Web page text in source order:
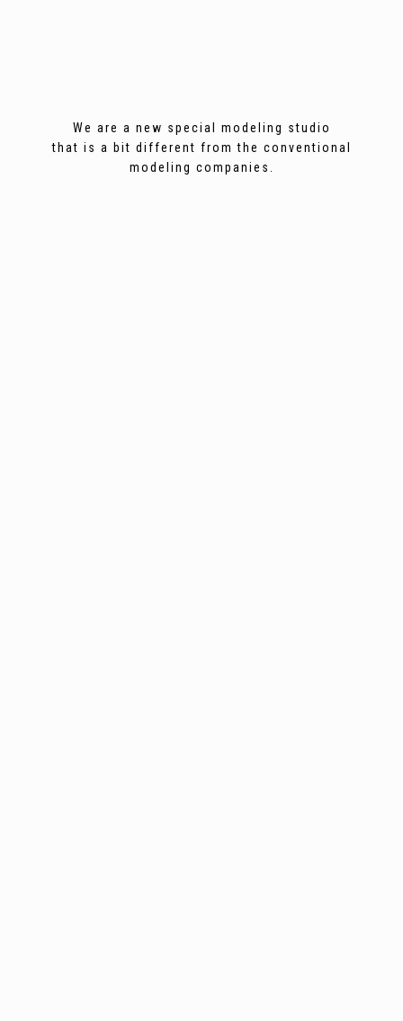
We are a new special modeling studio
that is a bit different from the conventional
modeling companies.